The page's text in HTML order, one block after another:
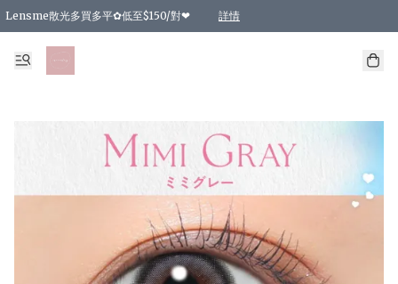
Lensme散光多買多平✿低至$150/對❤ 詳情
台灣Karacon⁩✧日拋 特價清貨❁⃘
日本韓國多款日/月拋現貨☼ 特價❤︎數量有限 售完即止
🇰🇷韓國多款月拋現貨 特價兩對$99✿數量有限 售完即止♫
精選商品，任選買2件或以上9 折；買4件或以上85 折；買6件或以上8 折
精選商品，任選買2件HKD 140.00；買4件HKD 260.00
精選商品，任選買2件HKD 190.00；買4件HKD 360.00
精選商品，任選買2件HKD 110.00；買4件HKD 180.00
精選商品，任選買2件HKD 170.00；買4件HKD 320.00
精選商品，任選買2件或以上減HKD 148.00
精選商品，任選買2件或以上減HKD 148.00
精選商品，任選買2件或以上95 折；買4件或以上9 折；買6件或以上85 折；買8件
精選商品，任選買12件或以上87 折
精選商品，任選買2件或以上減HKD 16.00；買4件或以上減HKD 32.00；買6
精選商品，任選買2件或以上95 折；買4件或以上9 折；買8件或以上85 折；買12
購物滿 HKD 800.00即享免運費優惠！（適用於 特定的送貨方式 )